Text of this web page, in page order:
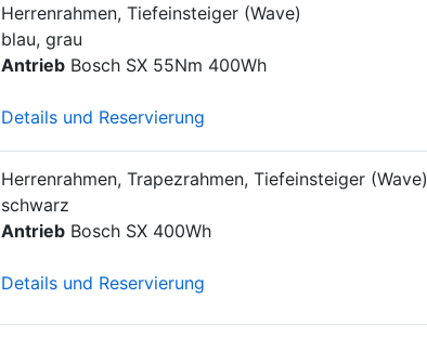
Herrenrahmen, Tiefeinsteiger (Wave)
blau, grau
Antrieb Bosch SX 55Nm 400Wh
Details und Reservierung
Herrenrahmen, Trapezrahmen, Tiefeinsteiger (Wave)
schwarz
Antrieb Bosch SX 400Wh
Details und Reservierung